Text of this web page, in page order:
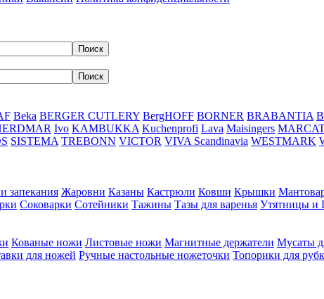
Beka BERGER CUTLERY BergHOFF BORNER BRABANTIA
Ivo KAMBUKKA Kuchenprofi Lava Maisingers
SISTEMA TREBONN VICTOR VIVA Scandinavia WESTMARK
запекания Жаровни Казаны Кастрюли Ковши Крышки
Соковарки Сотейники Тажины Тазы для варенья Утятницы и
Кованые ножи Листовые ножи Магнитные держатели Мусаты
для ножей Ручные настольные ножеточки Топорики для